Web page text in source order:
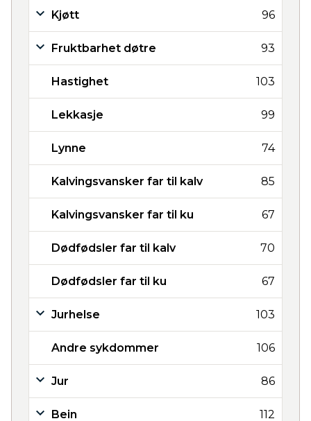
Kjøtt 96
Fruktbarhet døtre 93
Hastighet 103
Lekkasje 99
Lynne 74
Kalvingsvansker far til kalv 85
Kalvingsvansker far til ku 67
Dødfødsler far til kalv 70
Dødfødsler far til ku 67
Jurhelse 103
Andre sykdommer 106
Jur 86
Bein 112